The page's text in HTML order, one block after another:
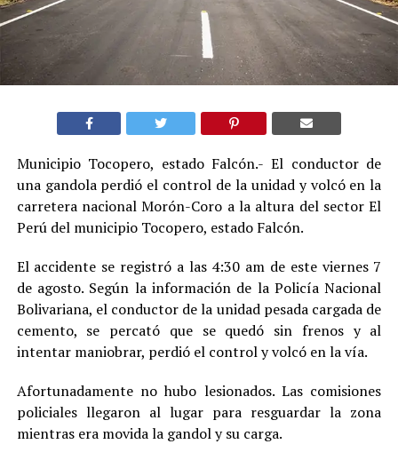
Municipio Tocopero, estado Falcón.- El conductor de
una gandola perdió el control de la unidad y volcó en la
carretera nacional Morón-Coro a la altura del sector El
Perú del municipio Tocopero, estado Falcón.
El accidente se registró a las 4:30 am de este viernes 7
de agosto. Según la información de la Policía Nacional
Bolivariana, el conductor de la unidad pesada cargada de
cemento, se percató que se quedó sin frenos y al
intentar maniobrar, perdió el control y volcó en la vía.
Afortunadamente no hubo lesionados. Las comisiones
policiales llegaron al lugar para resguardar la zona
mientras era movida la gandol y su carga.